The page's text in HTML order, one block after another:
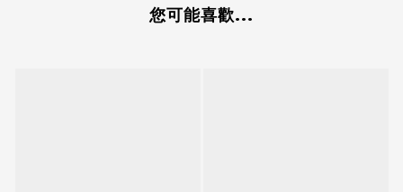
您可能喜歡...